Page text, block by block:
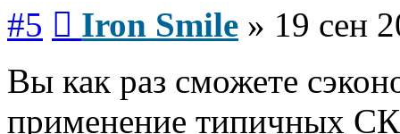
#5 Iron Smile » 19 сен
Вы как раз сможете
применение типичных